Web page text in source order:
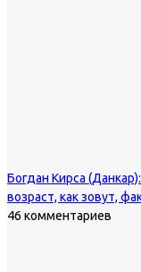
Богдан Кирса
возраст, как зовут,
46 комментариев